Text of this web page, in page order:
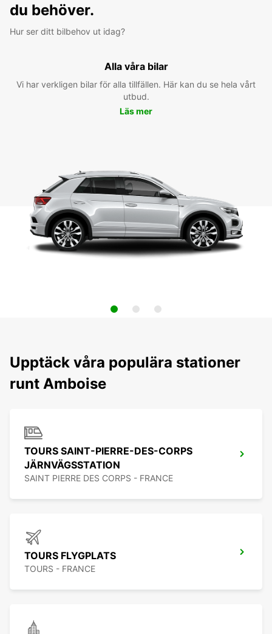
du behöver.
Hur ser ditt bilbehov ut idag?
Alla våra bilar
Vi har verkligen bilar för alla tillfällen. Här kan du se hela vårt
utbud.
Läs mer
Upptäck våra populära stationer
runt Amboise
TOURS SAINT-PIERRE-DES-CORPS
JÄRNVÄGSSTATION
SAINT PIERRE DES CORPS - FRANCE
TOURS FLYGPLATS
TOURS - FRANCE